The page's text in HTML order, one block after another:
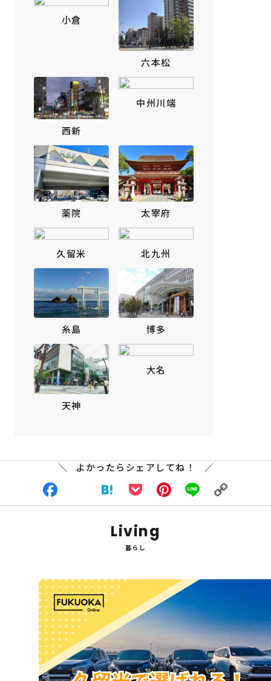
小倉
六本松
西新
中州川端
薬院 太宰府
久留米 北九州
糸島 博多
天神
大名
よかったらシェアしてね！
Facebook
X HatenaPocketPinterest
Line Copy
Living
暮らし